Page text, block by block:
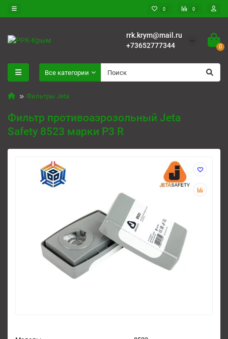
0 0
rrk.krym@mail.ru
+73652777344
0
Все категории
Фильтры Jeta
Фильтр противоаэрозольный Jeta
Safety 8523 марки Р3 R